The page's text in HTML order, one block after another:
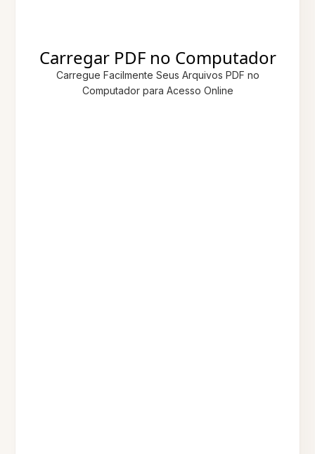
Carregar PDF no Computador
Carregue Facilmente Seus Arquivos PDF no
Computador para Acesso Online